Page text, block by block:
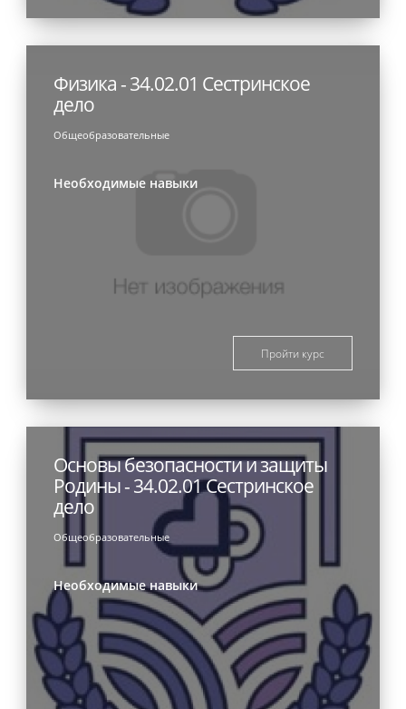
Физика - 34.02.01 Сестринское
дело
Общеобразовательные
Необходимые навыки
Пройти курс
Основы безопасности и защиты
Родины - 34.02.01 Сестринское
дело
Общеобразовательные
Необходимые навыки